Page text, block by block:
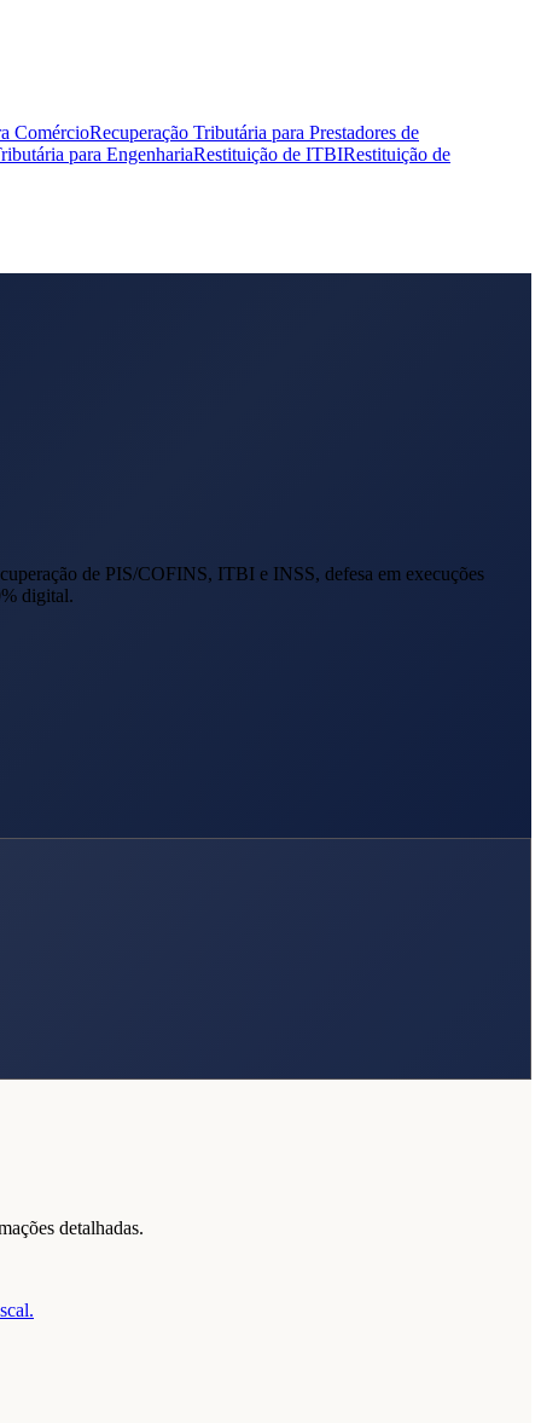
ComércioRecuperação Tributária para Prestadores de
para EngenhariaRestituição de ITBIRestituição de
de PIS/COFINS, ITBI e INSS, defesa em execuções
digital.
detalhadas.